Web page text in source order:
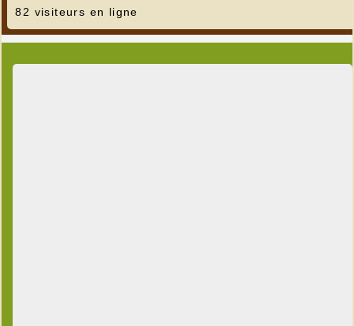
82 visiteurs en ligne